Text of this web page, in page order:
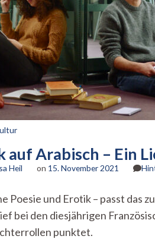
auf Arabisch – Ein
Heil on 15. November 2021
Poesie und Erotik – passt das
bei den diesjährigen
punktet.